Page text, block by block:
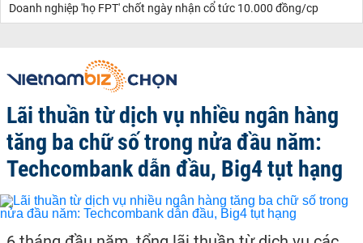
Doanh nghiệp 'họ FPT' chốt ngày nhận cổ tức 10.000 đồng/cp
Lãi thuần từ dịch vụ nhiều ngân hàng
tăng ba chữ số trong nửa đầu năm:
Techcombank dẫn đầu, Big4 tụt hạng